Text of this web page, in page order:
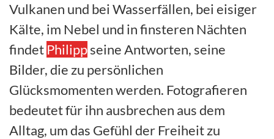
Vulkanen und bei Wasserfällen, bei eisiger
Kälte, im Nebel und in finsteren Nächten
findet Philippseine Antworten, seine
Bilder, die zu persönlichen
Glücksmomenten werden. Fotografieren
bedeutet für ihn ausbrechen aus dem
Alltag, um das Gefühl der Freiheit zu